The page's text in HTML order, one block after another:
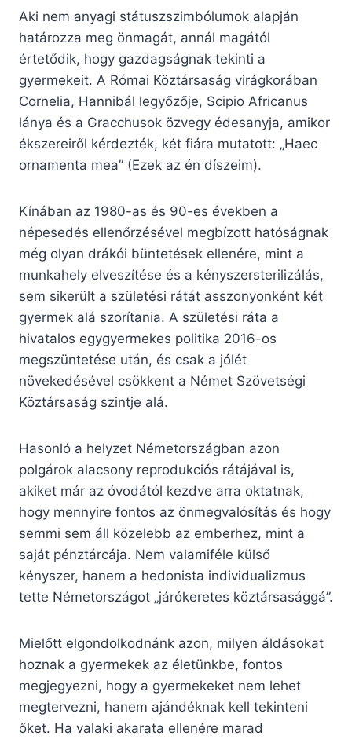
Aki nem anyagi státuszszimbólumok alapján
határozza meg önmagát, annál magától
értetődik, hogy gazdagságnak tekinti a
gyermekeit. A Római Köztársaság virágkorában
Cornelia, Hannibál legyőzője, Scipio Africanus
lánya és a Gracchusok özvegy édesanyja, amikor
ékszereiről kérdezték, két fiára mutatott: „Haec
ornamenta mea” (Ezek az én díszeim).
Kínában az 1980-as és 90-es években a
népesedés ellenőrzésével megbízott hatóságnak
még olyan drákói büntetések ellenére, mint a
munkahely elveszítése és a kényszersterilizálás,
sem sikerült a születési rátát asszonyonként két
gyermek alá szorítania. A születési ráta a
hivatalos egygyermekes politika 2016-os
megszüntetése után, és csak a jólét
növekedésével csökkent a Német Szövetségi
Köztársaság szintje alá.
Hasonló a helyzet Németországban azon
polgárok alacsony reprodukciós rátájával is,
akiket már az óvodától kezdve arra oktatnak,
hogy mennyire fontos az önmegvalósítás és hogy
semmi sem áll közelebb az emberhez, mint a
saját pénztárcája. Nem valamiféle külső
kényszer, hanem a hedonista individualizmus
tette Németországot „járókeretes köztársasággá”.
Mielőtt elgondolkodnánk azon, milyen áldásokat
hoznak a gyermekek az életünkbe, fontos
megjegyezni, hogy a gyermekeket nem lehet
megtervezni, hanem ajándéknak kell tekinteni
őket. Ha valaki akarata ellenére marad